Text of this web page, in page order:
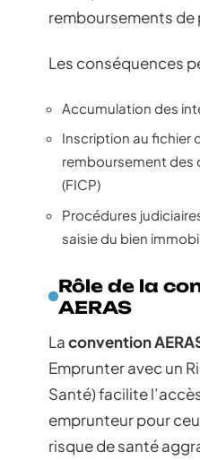
remboursements de
Les conséquences
Accumulation des
Inscription au fichier
remboursement des
(FICP)
Procédures
saisie du bien
Rôle de la
AERAS
Laconvention
Emprunter avec un
Santé) facilite
emprunteur pour
risque de santé